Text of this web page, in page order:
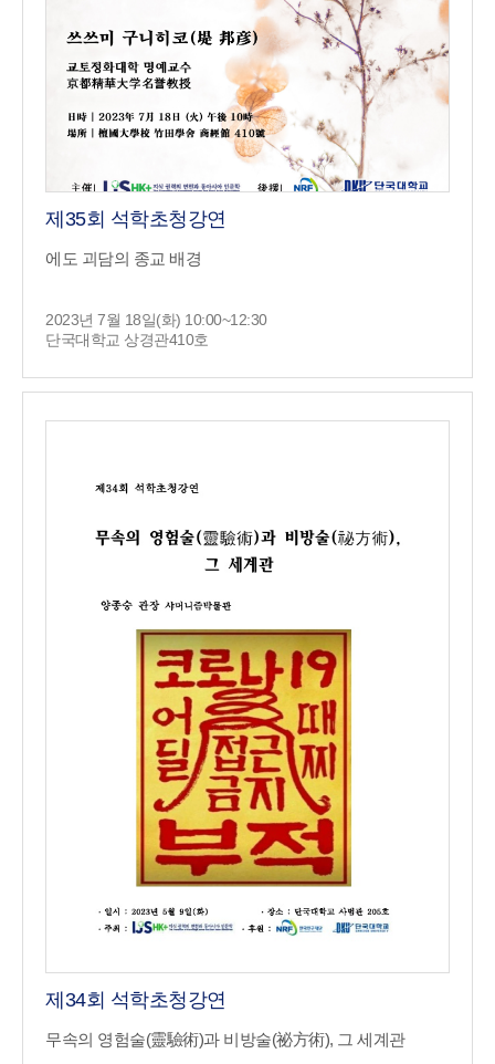
제35회 석학초청강연
에도 괴담의 종교 배경
2023년 7월 18일(화) 10:00~12:30
단국대학교 상경관410호
제34회 석학초청강연
무속의 영험술(靈驗術)과 비방술(祕方術), 그 세계관